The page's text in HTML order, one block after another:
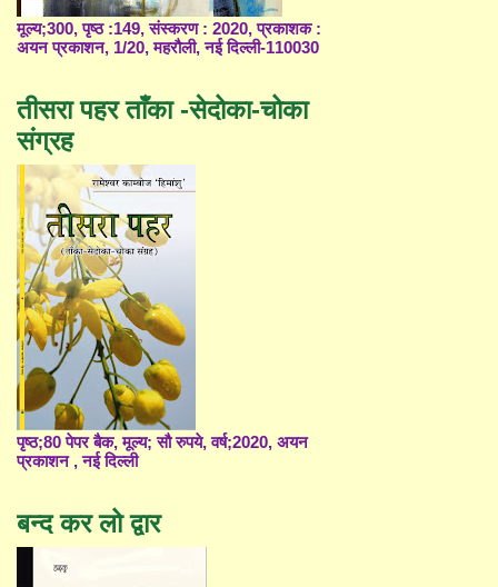
मूल्य;300, पृष्ठ :149, संस्करण : 2020, प्रकाशक :
अयन प्रकाशन, 1/20, महरौली, नई दिल्ली-110030
तीसरा पहर ताँका -सेदोका-चोका
संग्रह
पृष्ठ;80 पेपर बैक, मूल्य; सौ रुपये, वर्ष;2020, अयन
प्रकाशन , नई दिल्ली
बन्द कर लो द्वार